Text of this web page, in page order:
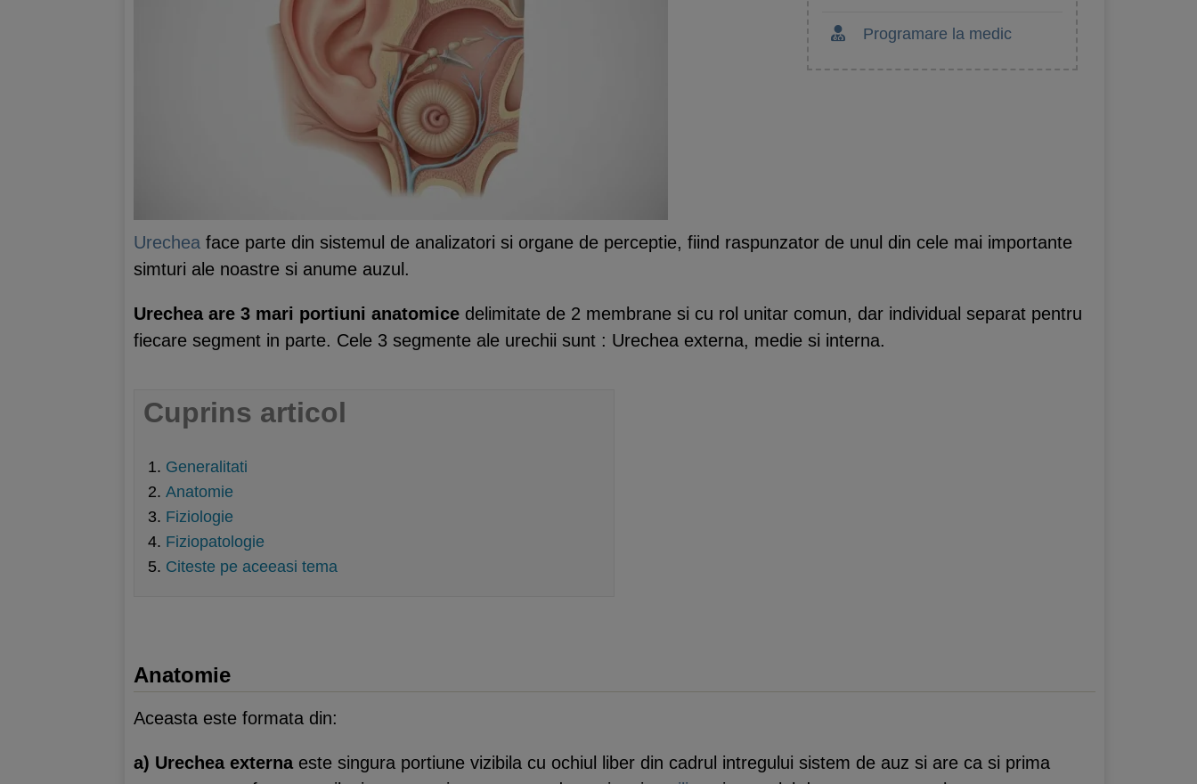
Programare la medic
Urechea face parte din sistemul de analizatori si organe de perceptie, fiind raspunzator de unul din cele mai importante
simturi ale noastre si anume auzul.
Urechea are 3 mari portiuni anatomice delimitate de 2 membrane si cu rol unitar comun, dar individual separat pentru
fiecare segment in parte. Cele 3 segmente ale urechii sunt : Urechea externa, medie si interna.
Cuprins articol
Generalitati
Anatomie
Fiziologie
Fiziopatologie
Citeste pe aceeasi tema
Anatomie
Aceasta este formata din:
a) Urechea externa este singura portiune vizibila cu ochiul liber din cadrul intregului sistem de auz si are ca si prima